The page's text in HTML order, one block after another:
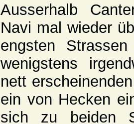
Ausserhalb
Navi mal wieder
engsten
wenigstens
nett
ein von Hecken
sich zu beiden